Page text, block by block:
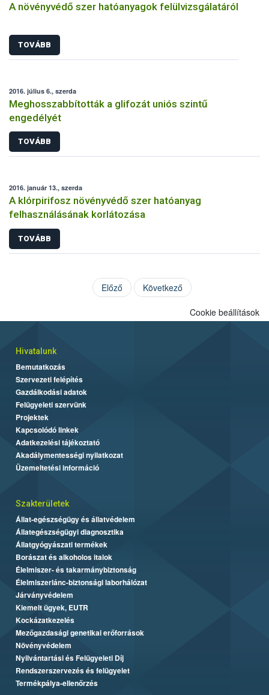
A növényvédő szer hatóanyagok felülvizsgálatáról
TOVÁBB
2016. július 6., szerda
Meghosszabbították a glifozát uniós szintű
engedélyét
TOVÁBB
2016. január 13., szerda
A klórpirifosz növényvédő szer hatóanyag
felhasználásának korlátozása
TOVÁBB
Előző Következő
Cookie beállítások
Hivatalunk
Bemutatkozás
Szervezeti felépítés
Gazdálkodási adatok
Felügyeleti szervünk
Projektek
Kapcsolódó linkek
Adatkezelési tájékoztató
Akadálymentességi nyilatkozat
Üzemeltetési információ
Szakterületek
Állat-egészségügy és állatvédelem
Állategészségügyi diagnosztika
Állatgyógyászati termékek
Borászat és alkoholos italok
Élelmiszer- és takarmánybiztonság
Élelmiszerlánc-biztonsági laborhálózat
Járványvédelem
Kiemelt ügyek, EUTR
Kockázatkezelés
Mezőgazdasági genetikai erőforrások
Növényvédelem
Nyilvántartási és Felügyeleti Díj
Rendszerszervezés és felügyelet
Termékpálya-ellenőrzés